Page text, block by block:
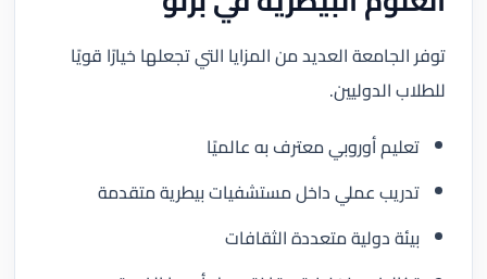
توفر الجامعة العديد من المزايا التي تجعلها خيارًا قويًا
للطلاب الدوليين.
تعليم أوروبي معترف به عالميًا
تدريب عملي داخل مستشفيات بيطرية متقدمة
بيئة دولية متعددة الثقافات